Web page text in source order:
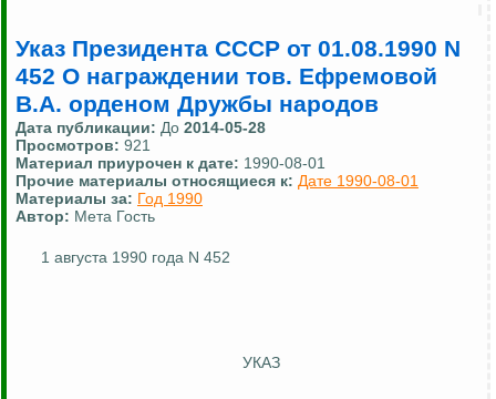
Указ Президента СССР от 01.08.1990 N
452 О награждении тов. Ефремовой
В.А. орденом Дружбы народов
Дата публикации: До 2014-05-28
Просмотров: 921
Материал приурочен к дате: 1990-08-01
Прочие материалы относящиеся к: Дате 1990-08-01
Материалы за: Год 1990
Автор: Мета Гость
1 августа 1990 года N 452
УКАЗ